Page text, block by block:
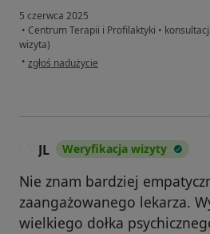
5 czerwca 2025
• Centrum Terapii i Profilaktyki •
wizyta)
• w opinii użytkownika K.D
zgłoś nadużycie
JL Weryfikacja wizyty
Nie znam bardziej
zaangażowanego lekarza.
wielkiego dołka